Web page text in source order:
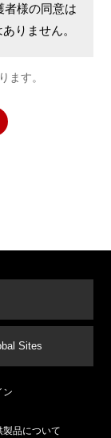
者様の同意は
りません。
ます。
Sites
ン
製品について